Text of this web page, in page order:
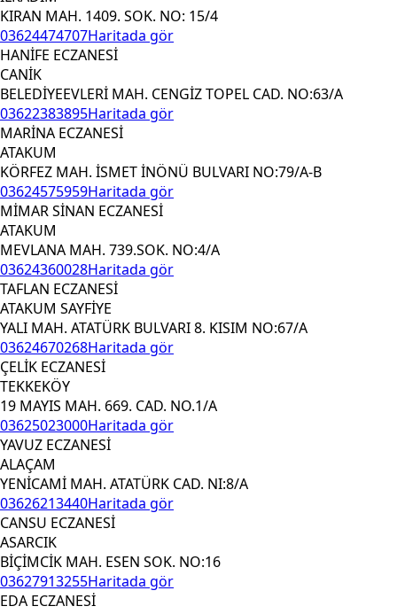
KIRAN MAH. 1409. SOK. NO: 15/4
03624474707Haritada gör
HANİFE ECZANESİ
CANİK
BELEDİYEEVLERİ MAH. CENGİZ TOPEL CAD. NO:63/A
03622383895Haritada gör
MARİNA ECZANESİ
ATAKUM
KÖRFEZ MAH. İSMET İNÖNÜ BULVARI NO:79/A-B
03624575959Haritada gör
MİMAR SİNAN ECZANESİ
ATAKUM
MEVLANA MAH. 739.SOK. NO:4/A
03624360028Haritada gör
TAFLAN ECZANESİ
ATAKUM SAYFİYE
YALI MAH. ATATÜRK BULVARI 8. KISIM NO:67/A
03624670268Haritada gör
ÇELİK ECZANESİ
TEKKEKÖY
19 MAYIS MAH. 669. CAD. NO.1/A
03625023000Haritada gör
YAVUZ ECZANESİ
ALAÇAM
YENİCAMİ MAH. ATATÜRK CAD. NI:8/A
03626213440Haritada gör
CANSU ECZANESİ
ASARCIK
BİÇİMCİK MAH. ESEN SOK. NO:16
03627913255Haritada gör
EDA ECZANESİ